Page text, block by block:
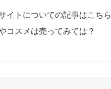
イトについての記事はこちら
コスメは売ってみては？